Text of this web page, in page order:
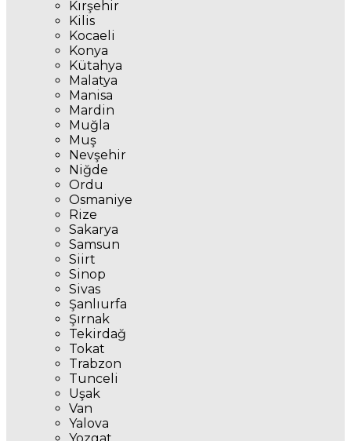
Kırşehir
Kilis
Kocaeli
Konya
Kütahya
Malatya
Manisa
Mardin
Muğla
Muş
Nevşehir
Niğde
Ordu
Osmaniye
Rize
Sakarya
Samsun
Siirt
Sinop
Sivas
Şanlıurfa
Şırnak
Tekirdağ
Tokat
Trabzon
Tunceli
Uşak
Van
Yalova